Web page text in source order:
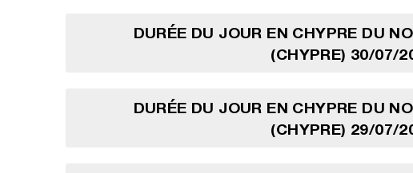
DURÉE DU JOUR EN CHYPRE DU
(CHYPRE) 30/07/
DURÉE DU JOUR EN CHYPRE DU
(CHYPRE) 29/07/